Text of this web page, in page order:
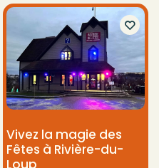
Vivez la magie des
Fêtes à Rivière-du-
Loup